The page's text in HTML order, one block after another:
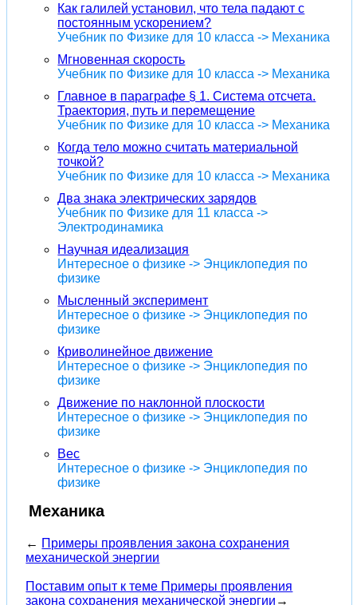
Как галилей установил, что тела падают с
постоянным ускорением?
Учебник по Физике для 10 класса -> Механика
Мгновенная скорость
Учебник по Физике для 10 класса -> Механика
Главное в параграфе § 1. Система отсчета.
Траектория, путь и перемещение
Учебник по Физике для 10 класса -> Механика
Когда тело можно считать материальной
точкой?
Учебник по Физике для 10 класса -> Механика
Два знака электрических зарядов
Учебник по Физике для 11 класса ->
Электродинамика
Научная идеализация
Интересное о физике -> Энциклопедия по
физике
Мысленный эксперимент
Интересное о физике -> Энциклопедия по
физике
Криволинейное движение
Интересное о физике -> Энциклопедия по
физике
Движение по наклонной плоскости
Интересное о физике -> Энциклопедия по
физике
Вес
Интересное о физике -> Энциклопедия по
физике
Механика
← Примеры проявления закона сохранения
механической энергии
Поставим опыт к теме Примеры проявления
закона сохранения механической энергии →